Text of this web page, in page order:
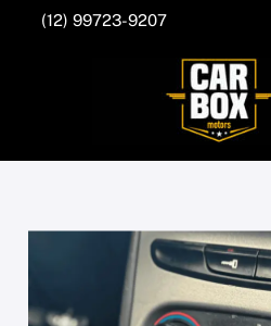
(12) 99723-9207